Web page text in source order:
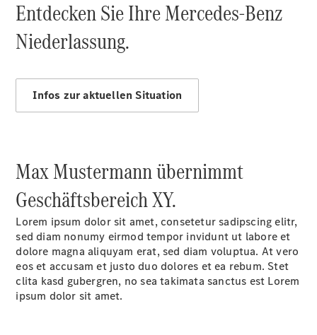
Service &
Zubehör
Übersicht
Reifen &
Kompletträder
Entdecken Sie Ihre Mercedes-Benz
Niederlassung.
Infos zur aktuellen Situation
Max Mustermann übernimmt
Geschäftsbereich XY.
Lorem ipsum dolor sit amet, consetetur sadipscing elitr,
sed diam nonumy eirmod tempor invidunt ut labore et
dolore magna aliquyam erat, sed diam voluptua. At vero
eos et accusam et justo duo dolores et ea rebum. Stet
clita kasd gubergren, no sea takimata sanctus est Lorem
ipsum dolor sit amet.